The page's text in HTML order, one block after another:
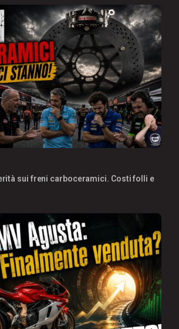
sui freni carboceramici. Costi folli e